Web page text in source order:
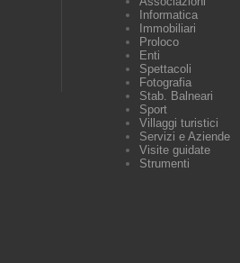
Informatica
Immobiliari
Proloco
Enti
Spettacoli
Fotografia
Stab. Balneari
Sport
Villaggi turistici
Servizi e Aziende
Visite guidate
Strumenti